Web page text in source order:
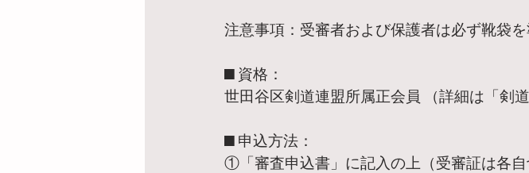
注意事項：受審者および保護者は必ず靴袋を
■ 資格：
世田谷区剣道連盟所属正会員 （詳細は「剣
■ 申込方法：
①「審査申込書」に記入の上（受審証は各